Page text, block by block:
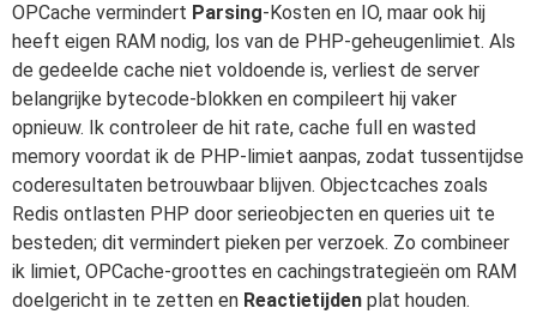
OPCache vermindert Parsing-Kosten en IO, maar ook hij
heeft eigen RAM nodig, los van de PHP-geheugenlimiet. Als
de gedeelde cache niet voldoende is, verliest de server
belangrijke bytecode-blokken en compileert hij vaker
opnieuw. Ik controleer de hit rate, cache full en wasted
memory voordat ik de PHP-limiet aanpas, zodat tussentijdse
coderesultaten betrouwbaar blijven. Objectcaches zoals
Redis ontlasten PHP door serieobjecten en queries uit te
besteden; dit vermindert pieken per verzoek. Zo combineer
ik limiet, OPCache-groottes en cachingstrategieën om RAM
doelgericht in te zetten en Reactietijden plat houden.